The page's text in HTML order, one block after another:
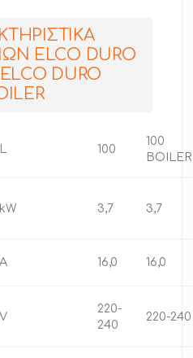
ELCO DURO
DURO
100
100
BOILER
kW 3,7 3,7
A 16,0 16,0
V
220-
240
220-240